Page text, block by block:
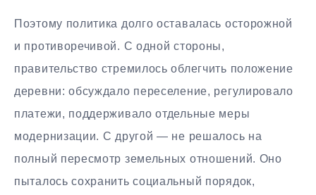
Поэтому политика долго оставалась осторожной
и противоречивой. С одной стороны,
правительство стремилось облегчить положение
деревни: обсуждало переселение, регулировало
платежи, поддерживало отдельные меры
модернизации. С другой — не решалось на
полный пересмотр земельных отношений. Оно
пыталось сохранить социальный порядок,